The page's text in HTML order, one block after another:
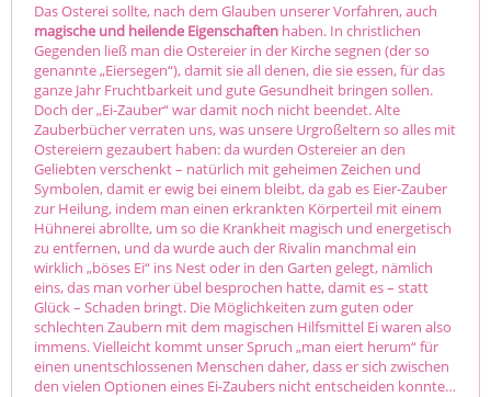
Das Osterei sollte, nach dem Glauben unserer Vorfahren, auch
magische und heilende Eigenschaften haben. In christlichen
Gegenden ließ man die Ostereier in der Kirche segnen (der so
genannte „Eiersegen“), damit sie all denen, die sie essen, für das
ganze Jahr Fruchtbarkeit und gute Gesundheit bringen sollen.
Doch der „Ei-Zauber“ war damit noch nicht beendet. Alte
Zauberbücher verraten uns, was unsere Urgroßeltern so alles mit
Ostereiern gezaubert haben: da wurden Ostereier an den
Geliebten verschenkt – natürlich mit geheimen Zeichen und
Symbolen, damit er ewig bei einem bleibt, da gab es Eier-Zauber
zur Heilung, indem man einen erkrankten Körperteil mit einem
Hühnerei abrollte, um so die Krankheit magisch und energetisch
zu entfernen, und da wurde auch der Rivalin manchmal ein
wirklich „böses Ei“ ins Nest oder in den Garten gelegt, nämlich
eins, das man vorher übel besprochen hatte, damit es – statt
Glück – Schaden bringt. Die Möglichkeiten zum guten oder
schlechten Zaubern mit dem magischen Hilfsmittel Ei waren also
immens. Vielleicht kommt unser Spruch „man eiert herum“ für
einen unentschlossenen Menschen daher, dass er sich zwischen
den vielen Optionen eines Ei-Zaubers nicht entscheiden konnte…